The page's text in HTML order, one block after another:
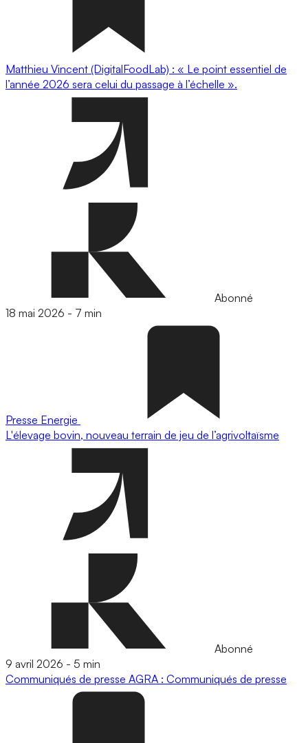
Matthieu Vincent (DigitalFoodLab) : « Le point essentiel de
l’année 2026 sera celui du passage à l’échelle ».
Abonné
18 mai 2026 - 7 min
Presse Energie
L'élevage bovin, nouveau terrain de jeu de l’agrivoltaïsme
Abonné
9 avril 2026 - 5 min
Communiqués de presse AGRA : Communiqués de presse